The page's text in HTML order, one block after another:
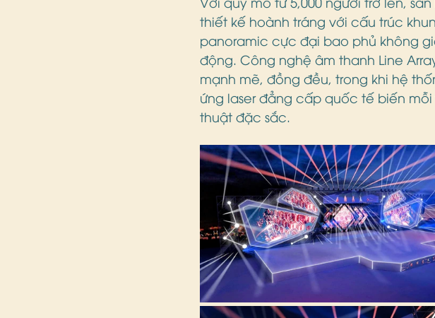
thiết kế hoành tráng với cấu trúc
panoramic cực đại bao phủ không
động. Công nghệ âm thanh Line
mạnh mẽ, đồng đều, trong khi hệ
ứng laser đẳng cấp quốc tế biến
thuật đặc sắc.